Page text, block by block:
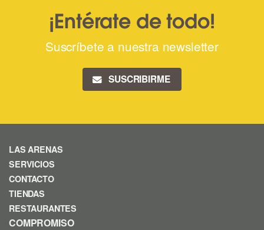
¡Entérate de todo!
Suscríbete a nuestra newsletter
SUSCRIBIRME
LAS ARENAS
SERVICIOS
CONTACTO
TIENDAS
RESTAURANTES
COMPROMISO